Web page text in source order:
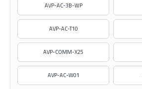
AVP-AC-3B-WP
AVP-AC-T10
AVP-COMM-X25
AVP-AC-W01